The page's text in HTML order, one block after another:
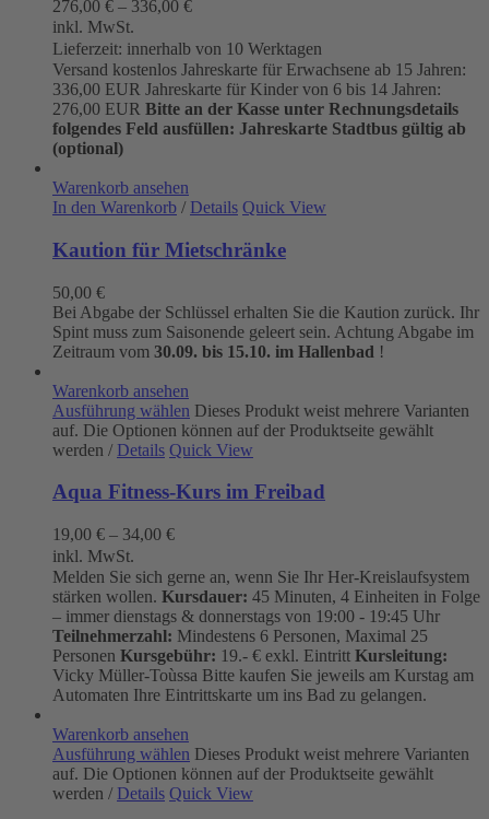
276,00 € – 336,00 €
inkl. MwSt.
Lieferzeit: innerhalb von 10 Werktagen
Versand kostenlos Jahreskarte für Erwachsene ab 15 Jahren:
336,00 EUR Jahreskarte für Kinder von 6 bis 14 Jahren:
276,00 EUR Bitte an der Kasse unter Rechnungsdetails
folgendes Feld ausfüllen: Jahreskarte Stadtbus gültig ab
(optional)
Warenkorb ansehen
In den Warenkorb / Details Quick View
Kaution für Mietschränke
50,00 €
Bei Abgabe der Schlüssel erhalten Sie die Kaution zurück. Ihr
Spint muss zum Saisonende geleert sein. Achtung Abgabe im
Zeitraum vom 30.09. bis 15.10. im Hallenbad !
Warenkorb ansehen
Ausführung wählen Dieses Produkt weist mehrere Varianten
auf. Die Optionen können auf der Produktseite gewählt
werden / Details Quick View
Aqua Fitness-Kurs im Freibad
19,00 € – 34,00 €
inkl. MwSt.
Melden Sie sich gerne an, wenn Sie Ihr Her-Kreislaufsystem
stärken wollen. Kursdauer: 45 Minuten, 4 Einheiten in Folge
– immer dienstags & donnerstags von 19:00 - 19:45 Uhr
Teilnehmerzahl: Mindestens 6 Personen, Maximal 25
Personen Kursgebühr: 19.- € exkl. Eintritt Kursleitung:
Vicky Müller-Toùssa Bitte kaufen Sie jeweils am Kurstag am
Automaten Ihre Eintrittskarte um ins Bad zu gelangen.
Warenkorb ansehen
Ausführung wählen Dieses Produkt weist mehrere Varianten
auf. Die Optionen können auf der Produktseite gewählt
werden / Details Quick View